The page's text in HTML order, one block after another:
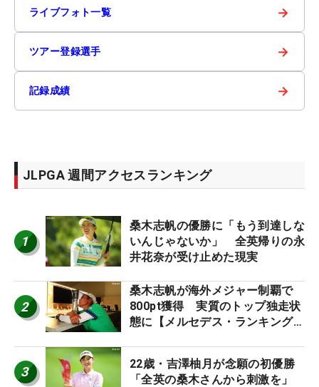
ライブフォト一覧 →
ツアー登録選手 →
記録成績 →
JLPGA 週間アクセスランキング
1
桑木志帆の優勝に「もう到達しな
いんじゃないか」 全英帰りの永
井花奈が受け止めた現実
2
桑木志帆が海外メジャー制覇で
800pt獲得 実質のトップ独走状
態に【メルセデス・ランキング番
3
22歳・吉澤柚月が念願の初優勝
「全英の桑木さんから刺激を」